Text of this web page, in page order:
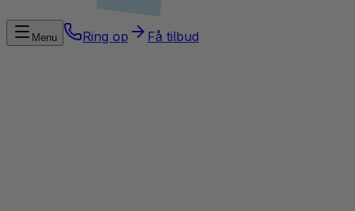
Menu Ring op Få tilbud